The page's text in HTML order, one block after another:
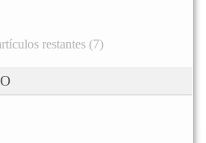
restantes (7)